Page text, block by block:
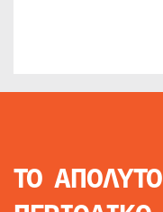
ΤΟ ΑΠΟΛΥΤΟ